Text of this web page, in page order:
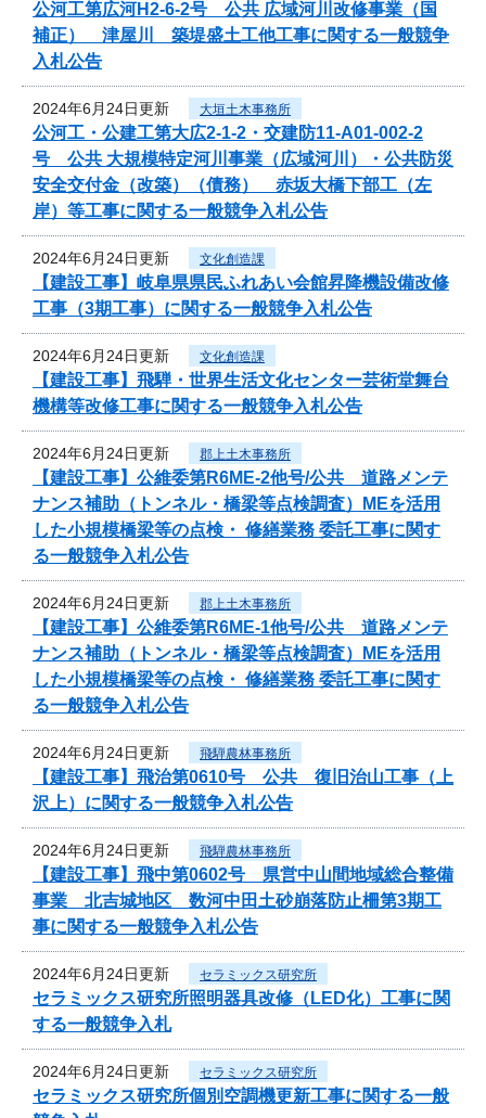
公河工第広河H2-6-2号 公共 広域河川改修事業（国
補正） 津屋川 築堤盛土工他工事に関する一般競争
入札公告
2024年6月24日更新 大垣土木事務所
公河工・公建工第大広2-1-2・交建防11-A01-002-2
号 公共 大規模特定河川事業（広域河川）・公共防災
安全交付金（改築）（債務） 赤坂大橋下部工（左
岸）等工事に関する一般競争入札公告
2024年6月24日更新 文化創造課
【建設工事】岐阜県県民ふれあい会館昇降機設備改修
工事（3期工事）に関する一般競争入札公告
2024年6月24日更新 文化創造課
【建設工事】飛騨・世界生活文化センター芸術堂舞台
機構等改修工事に関する一般競争入札公告
2024年6月24日更新 郡上土木事務所
【建設工事】公維委第R6ME-2他号/公共 道路メンテ
ナンス補助（トンネル・橋梁等点検調査）MEを活用
した小規模橋梁等の点検・ 修繕業務 委託工事に関す
る一般競争入札公告
2024年6月24日更新 郡上土木事務所
【建設工事】公維委第R6ME-1他号/公共 道路メンテ
ナンス補助（トンネル・橋梁等点検調査）MEを活用
した小規模橋梁等の点検・ 修繕業務 委託工事に関す
る一般競争入札公告
2024年6月24日更新 飛騨農林事務所
【建設工事】飛治第0610号 公共 復旧治山工事（上
沢上）に関する一般競争入札公告
2024年6月24日更新 飛騨農林事務所
【建設工事】飛中第0602号 県営中山間地域総合整備
事業 北吉城地区 数河中田土砂崩落防止柵第3期工
事に関する一般競争入札公告
2024年6月24日更新 セラミックス研究所
セラミックス研究所照明器具改修（LED化）工事に関
する一般競争入札
2024年6月24日更新 セラミックス研究所
セラミックス研究所個別空調機更新工事に関する一般